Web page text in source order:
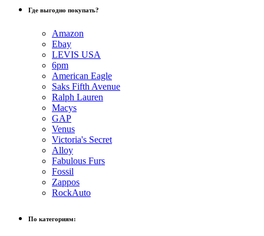
Где выгодно покупать?
Amazon
Ebay
LEVIS USA
6pm
American Eagle
Saks Fifth Avenue
Ralph Lauren
Macys
GAP
Venus
Victoria's Secret
Alloy
Fabulous Furs
Fossil
Zappos
RockAuto
По категориям: